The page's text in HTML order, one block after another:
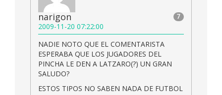
7
narigon
2009-11-20 07:22:00
NADIE NOTO QUE EL COMENTARISTA
ESPERABA QUE LOS JUGADORES DEL
PINCHA LE DEN A LATZARO(?) UN GRAN
SALUDO?
ESTOS TIPOS NO SABEN NADA DE FUTBOL